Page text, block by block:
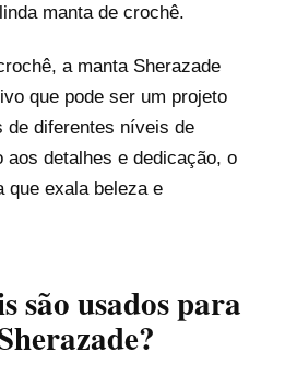
manta de crochê.
a manta Sherazade
que pode ser um projeto
diferentes níveis de
aos detalhes e dedicação, o
que exala beleza e
são usados para